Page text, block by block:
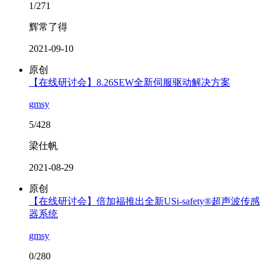
1/271
辉常了得
2021-09-10
原创
【在线研讨会】8.26SEW全新伺服驱动解决方案
gmsy
5/428
梁仕帆
2021-08-29
原创
【在线研讨会】倍加福推出全新USi-safety®超声波传感
器系统
gmsy
0/280